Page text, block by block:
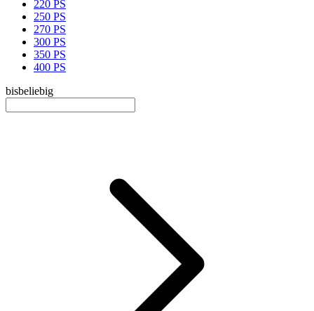
220 PS
250 PS
270 PS
300 PS
350 PS
400 PS
bisbeliebig